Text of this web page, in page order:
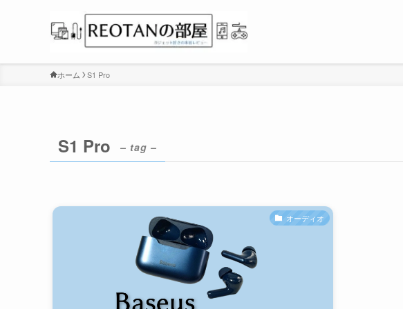
ホーム S1 Pro
S1 Pro – tag –
オーディオ